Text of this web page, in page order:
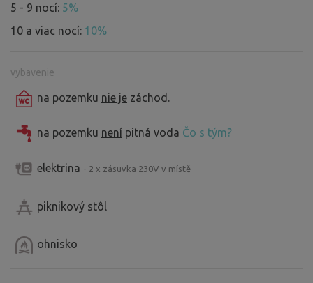
5 - 9 nocí: 5%
10 a viac nocí: 10%
vybavenie
na pozemku nie je záchod.
na pozemku není pitná voda Čo s tým?
elektrina - 2 x zásuvka 230V v místě
piknikový stôl
ohnisko